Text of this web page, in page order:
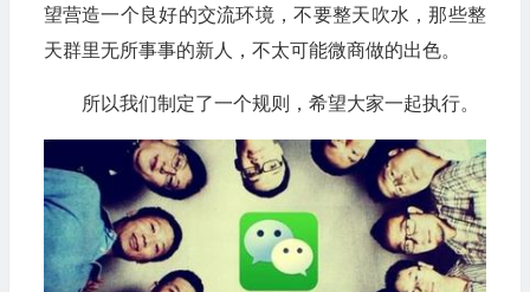
望营造一个良好的交流环境，不要整天吹水，那些整
天群里无所事事的新人，不太可能微商做的出色。
所以我们制定了一个规则，希望大家一起执行。